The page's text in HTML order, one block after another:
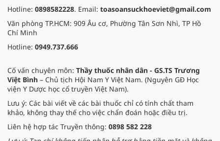
Hotline: 0898582228. Email: toasoansuckhoeviet@gmail.com
Văn phòng TP.HCM: 909 Âu cơ, Phường Tân Sơn Nhì, TP Hồ
Chí Minh
Hotline: 0949.737.666
Cố vấn chuyên môn: Thầy thuốc nhân dân - GS.TS Trương
Việt Bình – Chủ tịch Hội Nam Y Việt Nam. (Nguyên GĐ Học
viện Y Dược học cổ truyền Việt Nam).
Lưu ý: Các bài viết về các bài thuốc chỉ có tính chất tham
khảo, không thay thế cho việc chẩn đoán hoặc điều trị.
Liên hệ hợp tác Truyền thông: 0898 582 228